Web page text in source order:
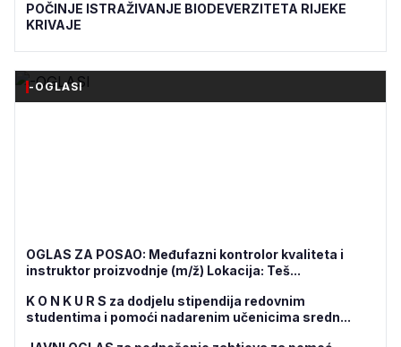
POČINJE ISTRAŽIVANJE BIODEVERZITETA RIJEKE
KRIVAJE
-OGLASI
OGLAS ZA POSAO: Međufazni kontrolor kvaliteta i
instruktor proizvodnje (m/ž) Lokacija: Teš...
K O N K U R S za dodjelu stipendija redovnim
studentima i pomoći nadarenim učenicima sredn...